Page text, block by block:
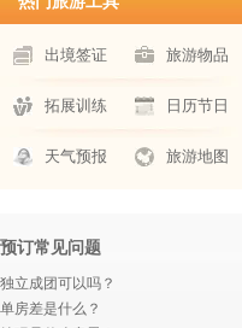
出境签证 旅游物品
拓展训练 日历节日
天气预报 旅游地图
预订常见问题
独立成团可以吗？
单房差是什么？